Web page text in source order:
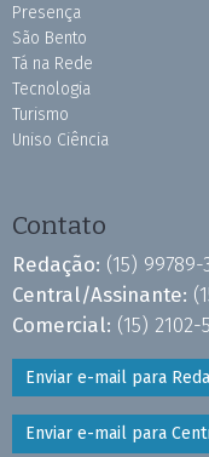
Presença
São Bento
Tá na Rede
Tecnologia
Turismo
Uniso Ciência
Contato
Redação: (15) 99789-
Central/Assinante:
Comercial: (15)
Enviar e-mail para
Enviar e-mail para